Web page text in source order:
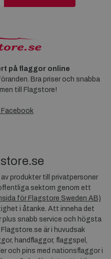
på flaggor online
Bra priser och snabba
till Flagstore!
Facebook
produkter till privatpersoner
sektorn genom ett
för Flagstore Sweden AB)
i åtanke. Att inneha det
plus snabb service och högsta
är i huvudsak
handflaggor, flaggspel,
och pins med nationsflaggor i